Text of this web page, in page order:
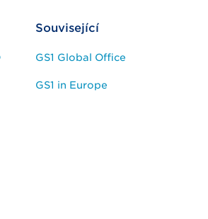
Související
GS1 Global Office
GS1 in Europe